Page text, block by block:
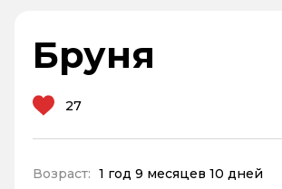
Бруня
27
Возраст: 1 год 9 месяцев 10 дней